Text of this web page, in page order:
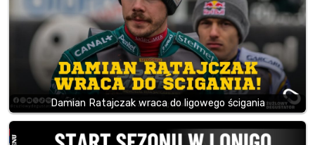
Damian Ratajczak wraca do ligowego ścigania